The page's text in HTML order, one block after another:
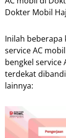
Dokter Mobil
Inilah beberapa
service AC
bengkel service
terdekat
lainnya: